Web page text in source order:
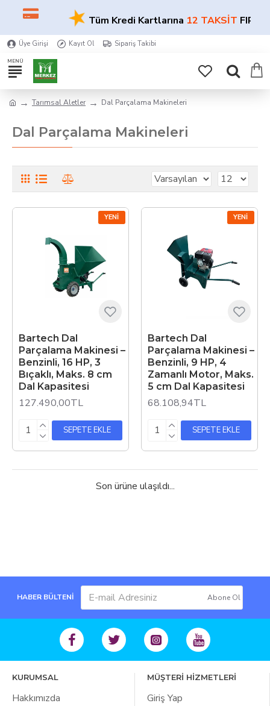
★Tüm Kredi Kartlarına12 TAKSİT
Üye Girişi Kayıt Ol Sipariş Takibi
Tarımsal Aletler Dal Parçalama Makineleri
Dal Parçalama Makineleri
YENI
Bartech Dal
Parçalama Makinesi –
Benzinli, 16 HP, 3
Bıçaklı, Maks. 8 cm
Dal Kapasitesi
127.490,00TL
SEPETE EKLE
YENI
Bartech Dal
Parçalama Makinesi –
Benzinli, 9 HP, 4
Zamanlı Motor, Maks.
5 cm Dal Kapasitesi
68.108,94TL
SEPETE EKLE
Son ürüne ulaşıldı...
HABER BÜLTENİ Abone Ol
KURUMSAL
Hakkımızda
MÜŞTERİ HİZMETLERİ
Giriş Yap